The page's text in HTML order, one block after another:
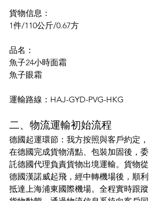
貨物信息：
1件/110公斤/0.67方
品名：
魚子24小時面霜
魚子眼霜
運輸路線：HAJ-GYD-PVG-HKG
二、物流運輸初始流程
德國起運環節：我方按照與客戶約定，
在德國完成貨物清點、包裝加固後，委
託德國代理負責貨物出境運輸。貨物從
德國漢諾威起飛，經中轉機場後，順利
抵達上海浦東國際機場。全程實時跟蹤